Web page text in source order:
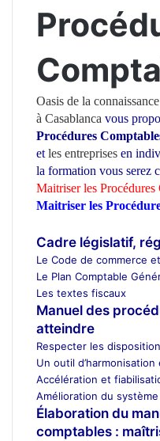
Oasis de la connaissance
à Casablanca vous
Procédures
et les entreprises en
la formation vous serez
Maitriser les Procédures
Maitriser les
Cadre législatif,
Le Code de commerce
Le Plan Comptable
Les textes fiscaux
Manuel des
atteindre
Respecter les
Un outil
Accélération et
Amélioration du
Élaboration du
comptables :